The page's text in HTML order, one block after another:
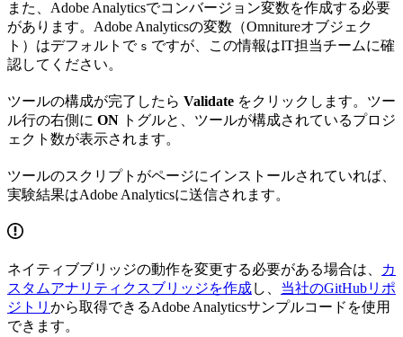
また、Adobe Analyticsでコンバージョン変数を作成する必要
があります。Adobe Analyticsの変数（Omnitureオブジェク
ト）はデフォルトで s ですが、この情報はIT担当チームに確
認してください。
ツールの構成が完了したら Validate をクリックします。ツー
ル行の右側に ON トグルと、ツールが構成されているプロジ
ェクト数が表示されます。
ツールのスクリプトがページにインストールされていれば、
実験結果はAdobe Analyticsに送信されます。
ネイティブブリッジの動作を変更する必要がある場合は、
カ
スタムアナリティクスブリッジを作成し、 当社のGitHubリポ
ジトリ から取得できるAdobe Analyticsサンプルコードを使用
できます。